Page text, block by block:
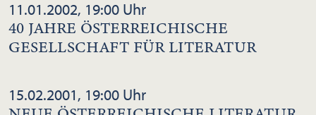
11.01.2002, 19:00 Uhr
40 JAHRE ÖSTERREICHISCHE
GESELLSCHAFT FÜR LITERATUR
15.02.2001, 19:00 Uhr